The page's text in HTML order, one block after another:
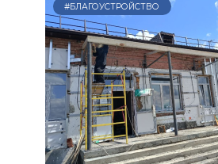
#БЛАГОУСТРОЙСТВО